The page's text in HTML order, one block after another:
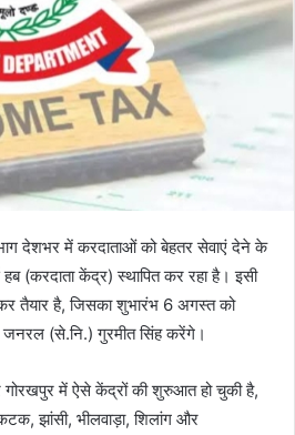
देशभर में करदाताओं को बेहतर सेवाएं देने के
(करदाता केंद्र) स्थापित कर रहा है। इसी
तैयार है, जिसका शुभारंभ 6 अगस्त को
जनरल (से.नि.) गुरमीत सिंह करेंगे।
में ऐसे केंद्रों की शुरुआत हो चुकी है,
झांसी, भीलवाड़ा, शिलांग और